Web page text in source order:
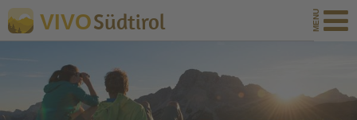
VIVOSüdtirol